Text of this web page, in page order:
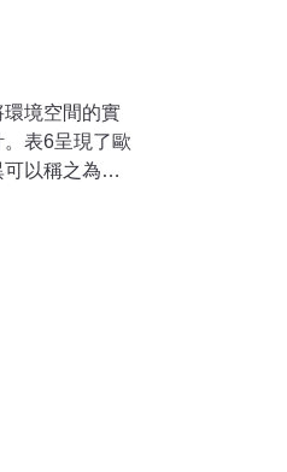
境空間的實
表6呈現了歐
以稱之為
來，北歐比
然而，情況
」的第二階
各目標團體
物將就國家
性和困難之